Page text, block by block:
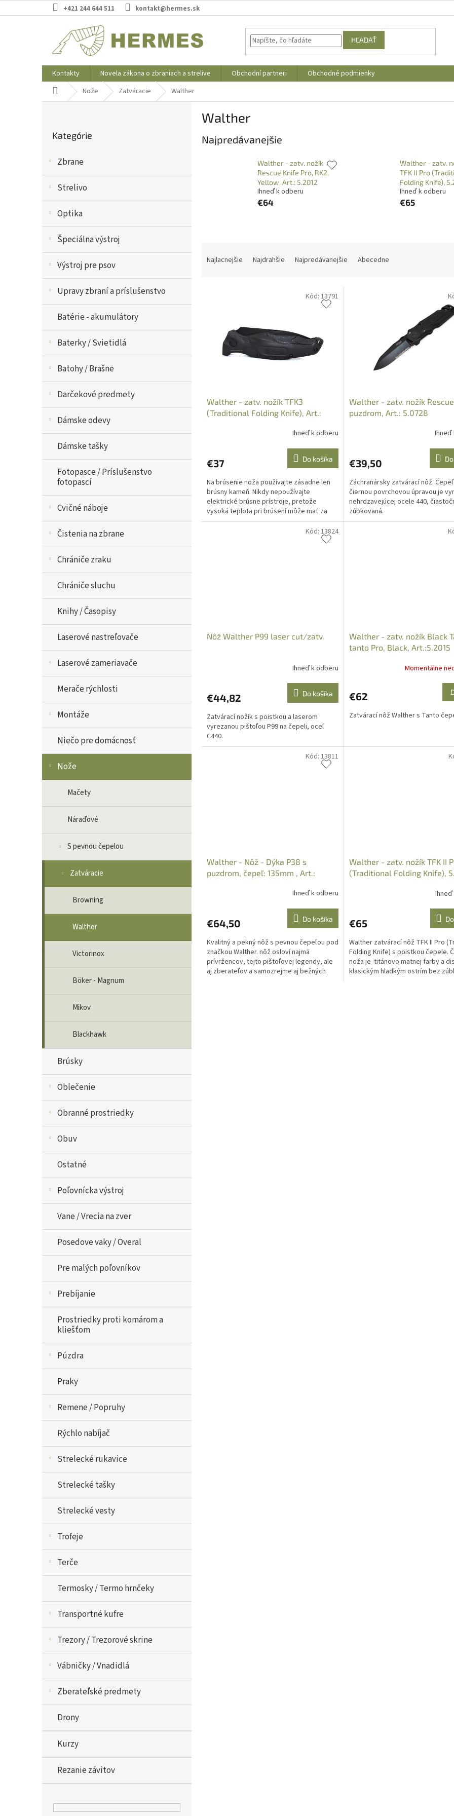
na
+421 244 644 511 kontakt@hermes.sk
HĽADAŤ
Kontakty Novela zákona o zbraniach a strelive Obchodní partneri
Obchodné podmienky
DomovNože Zatváracie Walther
a
kategórie
Kategórie
Zbrane
Strelivo
Optika
Špeciálna výstroj
Výstroj pre psov
Upravy zbraní a príslušenstvo
Batérie - akumulátory
Baterky / Svietidlá
Batohy / Brašne
Darčekové predmety
Dámske odevy
Dámske tašky
Fotopasce / Príslušenstvo
fotopascí
Cvičné náboje
Čistenia na zbrane
Chrániče zraku
Chrániče sluchu
Knihy / Časopisy
Laserové nastreľovače
Laserové zameriavače
Merače rýchlosti
Montáže
Niečo pre domácnosť
Nože
Mačety
Náraďové
S pevnou čepelou
Zatváracie
Browning
Walther
Victorinox
Böker - Magnum
Mikov
Blackhawk
Brúsky
Oblečenie
Obranné prostriedky
Obuv
Ostatné
Poľovnícka výstroj
Vane / Vrecia na zver
Posedove vaky / Overal
Pre malých poľovníkov
Prebíjanie
Prostriedky proti komárom a
kliešťom
Púzdra
Praky
Remene / Popruhy
Rýchlo nabíjač
Strelecké rukavice
Strelecké tašky
Strelecké vesty
Trofeje
Terče
Termosky / Termo hrnčeky
Transportné kufre
Trezory / Trezorové skrine
Vábničky / Vnadidlá
Zberateľské predmety
Drony
Kurzy
Rezanie závitov
Walther
Najpredávanejšie
Walther - zatv. nožík
Rescue Knife Pro, RK2,
Yellow, Art.: 5.2012
Ihneď k odberu
€64
Walther - zatv.
TFK II Pro
Folding Knife),
Ihneď k odberu
€65
Najlacnejšie Najdrahšie Najpredávanejšie Abecedne
p
Walther - zatv. nožík TFK3
(Traditional Folding Knife), Art.:
Ihneď k odberu
€37 Do košíka
Na brúsenie noža používajte zásadne len
brúsny kameň. Nikdy nepoužívajte
elektrické brúsne prístroje, pretože
vysoká teplota pri brúsení môže mať za
následok stratu tvrdosti ocele.
Kód: 13791
Walther - zatv. nožík
puzdrom, Art.: 5.0728
Ihneď
€39,50
Záchranársky zatvárací nôž.
čiernou povrchovou úpravou je
nehrdzavejúcej ocele 440,
zúbkovaná.
Nôž Walther P99 laser cut/zatv.
Ihneď k odberu
€44,82 Do košíka
Zatvárací nožík s poistkou a laserom
vyrezanou pištoľou P99 na čepeli, oceľ
C440.
Kód: 13824
Walther - zatv. nožík Black
tanto Pro, Black, Art.:5.2015
Momentálne
€62
Zatvárací nôž Walther s Tanto
Walther - Nôž - Dýka P38 s
puzdrom, čepeľ: 135mm , Art.:
Ihneď k odberu
€64,50 Do košíka
Kvalitný a pekný nôž s pevnou čepeľou pod
značkou Walther. nôž osloví najmä
prívržencov, tejto pištoľovej legendy, ale
aj zberateľov a samozrejme aj bežných
Kód: 13811
Walther - zatv. nožík TFK II
(Traditional Folding Knife),
€65
Walther zatvárací nôž TFK II Pro
Folding Knife) s poistkou čepele.
noža je titánovo matnej farby a
klasickým hladkým ostrím bez